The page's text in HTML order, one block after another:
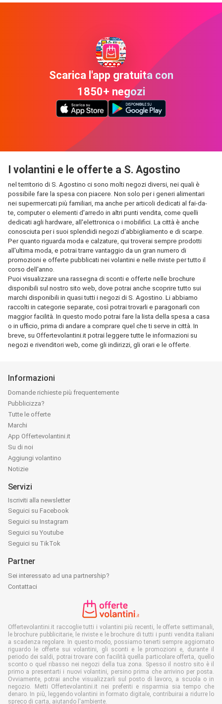
Scarica l'app gratuita con
1850+ negozi
I volantini e le offerte a S. Agostino
nel territorio di S. Agostino ci sono molti negozi diversi, nei quali è
possibile fare la spesa con piacere. Non solo per i generi alimentari
nei supermercati più familiari, ma anche per articoli dedicati al fai-da-
te, computer o elementi d'arredo in altri punti vendita, come quelli
dedicati agli hardware, all'elettronica o i mobilifici. La città è anche
conosciuta per i suoi splendidi negozi d'abbigliamento e di scarpe.
Per quanto riguarda moda e calzature, qui troverai sempre prodotti
all'ultima moda, e potrai trarre vantaggio da un gran numero di
promozioni e offerte pubblicati nei volantini e nelle riviste per tutto il
corso dell'anno.
Puoi visualizzare una rassegna di sconti e offerte nelle brochure
disponibili sul nostro sito web, dove potrai anche scoprire tutto sui
marchi disponibili in quasi tutti i negozi di S. Agostino. Li abbiamo
raccolti in categorie separate, così potrai trovarli e paragonarli con
maggior facilità. In questo modo potrai fare la lista della spesa a casa
o in ufficio, prima di andare a comprare quel che ti serve in città. In
breve, su Offertevolantini.it potrai leggere tutte le informazioni su
negozi e rivenditori web, come gli indirizzi, gli orari e le offerte.
Informazioni
Domande richieste più frequentemente
Pubblicizza?
Tutte le offerte
Marchi
App Offertevolantini.it
Su di noi
Aggiungi volantino
Notizie
Servizi
Iscriviti alla newsletter
Seguici su Facebook
Seguici su Instagram
Seguici su Youtube
Seguici su TikTok
Partner
Sei interessato ad una partnership?
Contattaci
Offertevolantini.it raccoglie tutti i volantini più recenti, le offerte settimanali,
le brochure pubblicitarie, le riviste e le brochure di tutti i punti vendita italiani
a scadenza regolare. In questo modo, possiamo tenerti sempre aggiornato
riguardo le offerte sui volantini, gli sconti e le promozioni e, durante il
periodo dei saldi, potrai trovare con facilità quella particolare offerta, quello
sconto o quel ribasso nei negozi della tua zona. Spesso il nostro sito è il
primo a presentarti i nuovi volantini, persino prima che arrivino per posta.
Ovviamente, potrai anche visualizzarli sul posto di lavoro, a scuola o in
negozio. Metti Offertevolantini.it nei preferiti e risparmia sia tempo che
denaro. In più, leggendo volantini in formato digitale, contribuirai a ridurre lo
spreco di carta, aiutando l'ambiente.